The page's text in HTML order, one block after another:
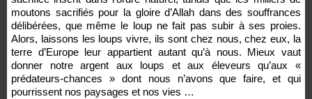
moutons sacrifiés pour la gloire d’Allah dans des souffrances
délibérées, que même le loup ne fait pas subir à ses proies.
Alors, laissons les loups vivre, ils sont chez nous, chez eux, la
terre d’Europe leur appartient autant qu’à nous. Mieux vaut
donner notre argent aux loups et aux éleveurs qu’aux «
prédateurs-chances » dont nous n’avons que faire, et qui
pourrissent nos paysages et nos vies …